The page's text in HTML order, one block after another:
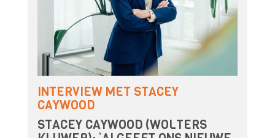
INTERVIEW MET STACEY
CAYWOOD
STACEY CAYWOOD (WOLTERS